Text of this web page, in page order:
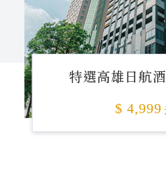
特選高雄日航
$ 4,999